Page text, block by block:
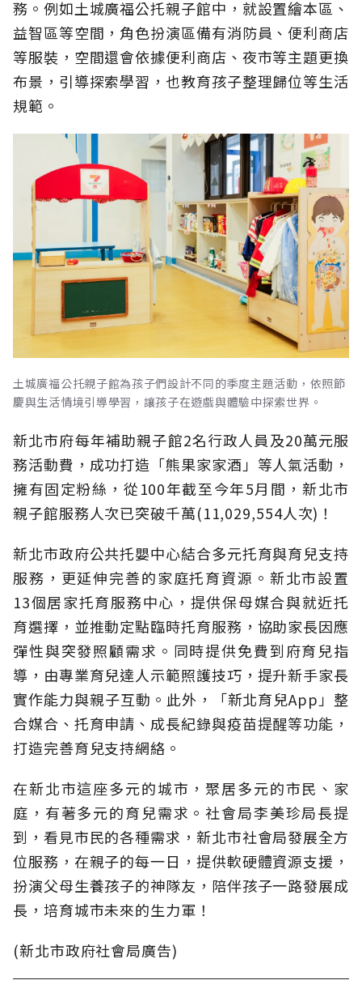
務。例如土城廣福公托親子館中，就設置繪本區、
益智區等空間，角色扮演區備有消防員、便利商店
等服裝，空間還會依據便利商店、夜市等主題更換
布景，引導探索學習，也教育孩子整理歸位等生活
規範。
土城廣福公托親子館為孩子們設計不同的季度主題活動，依照節
慶與生活情境引導學習，讓孩子在遊戲與體驗中探索世界。
新北市府每年補助親子館2名行政人員及20萬元服
務活動費，成功打造「熊果家家酒」等人氣活動，
擁有固定粉絲，從100年截至今年5月間，新北市
親子館服務人次已突破千萬(11,029,554人次)！
新北市政府公共托嬰中心結合多元托育與育兒支持
服務，更延伸完善的家庭托育資源。新北市設置
13個居家托育服務中心，提供保母媒合與就近托
育選擇，並推動定點臨時托育服務，協助家長因應
彈性與突發照顧需求。同時提供免費到府育兒指
導，由專業育兒達人示範照護技巧，提升新手家長
實作能力與親子互動。此外，「新北育兒App」整
合媒合、托育申請、成長紀錄與疫苗提醒等功能，
打造完善育兒支持網絡。
在新北市這座多元的城市，聚居多元的市民、家
庭，有著多元的育兒需求。社會局李美珍局長提
到，看見市民的各種需求，新北市社會局發展全方
位服務，在親子的每一日，提供軟硬體資源支援，
扮演父母生養孩子的神隊友，陪伴孩子一路發展成
長，培育城市未來的生力軍！
(新北市政府社會局廣告)